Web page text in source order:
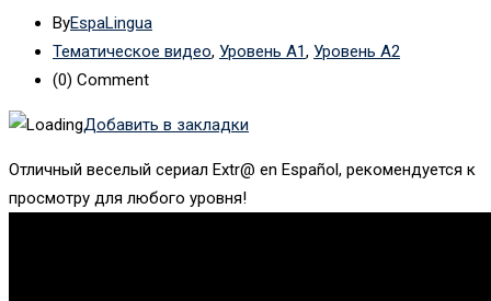
ByEspaLingua
Тематическое видео, Уровень А1, Уровень А2
(0) Comment
Добавить в закладки
Отличный веселый сериал Extr@ en Español, рекомендуется к
просмотру для любого уровня!